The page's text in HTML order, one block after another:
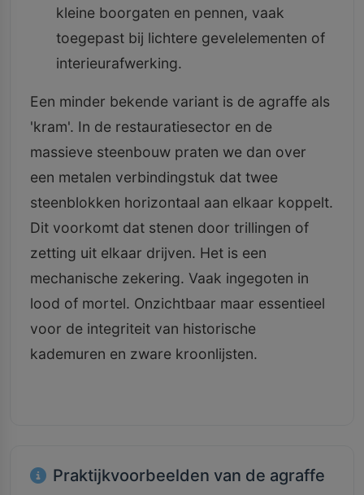
kleine boorgaten en pennen, vaak
toegepast bij lichtere gevelelementen of
interieurafwerking.
Een minder bekende variant is de agraffe als
'kram'. In de restauratiesector en de
massieve steenbouw praten we dan over
een metalen verbindingstuk dat twee
steenblokken horizontaal aan elkaar koppelt.
Dit voorkomt dat stenen door trillingen of
zetting uit elkaar drijven. Het is een
mechanische zekering. Vaak ingegoten in
lood of mortel. Onzichtbaar maar essentieel
voor de integriteit van historische
kademuren en zware kroonlijsten.
Praktijkvoorbeelden van de agraffe